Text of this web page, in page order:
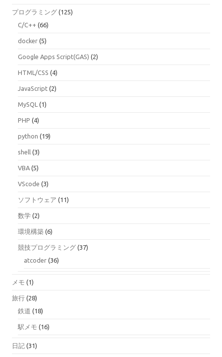
プログラミング (125)
C/C++ (66)
docker (5)
Google Apps Script(GAS) (2)
HTML/CSS (4)
JavaScript (2)
MySQL (1)
PHP (4)
python (19)
shell (3)
VBA (5)
VScode (3)
ソフトウェア (11)
数学 (2)
環境構築 (6)
競技プログラミング (37)
atcoder (36)
メモ (1)
旅行 (28)
鉄道 (18)
駅メモ (16)
日記 (31)